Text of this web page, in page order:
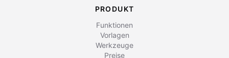
PRODUKT
Funktionen
Vorlagen
Werkzeuge
Preise